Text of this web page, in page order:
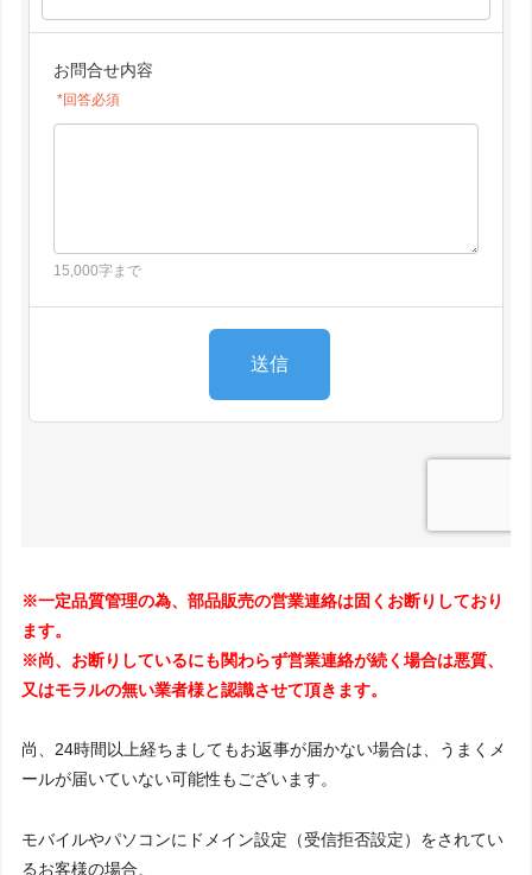
※一定品質管理の為、部品販売の営業連絡は固くお断りしており
ます。
※尚、お断りしているにも関わらず営業連絡が続く場合は悪質、
又はモラルの無い業者様と認識させて頂きます。
尚、24時間以上経ちましてもお返事が届かない場合は、うまくメ
ールが届いていない可能性もございます。
モバイルやパソコンにドメイン設定（受信拒否設定）をされてい
るお客様の場合、